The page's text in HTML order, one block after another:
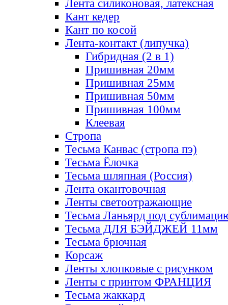
Лента силиконовая, латексная
Кант кедер
Кант по косой
Лента-контакт (липучка)
Гибридная (2 в 1)
Пришивная 20мм
Пришивная 25мм
Пришивная 50мм
Пришивная 100мм
Клеевая
Стропа
Тесьма Канвас (стропа пэ)
Тесьма Ёлочка
Тесьма шляпная (Россия)
Лента окантовочная
Ленты светоотражающие
Тесьма Ланьярд под
Тесьма ДЛЯ БЭЙДЖЕЙ 11мм
Тесьма брючная
Корсаж
Ленты хлопковые с рисунком
Ленты с принтом ФРАНЦИЯ
Тесьма жаккард